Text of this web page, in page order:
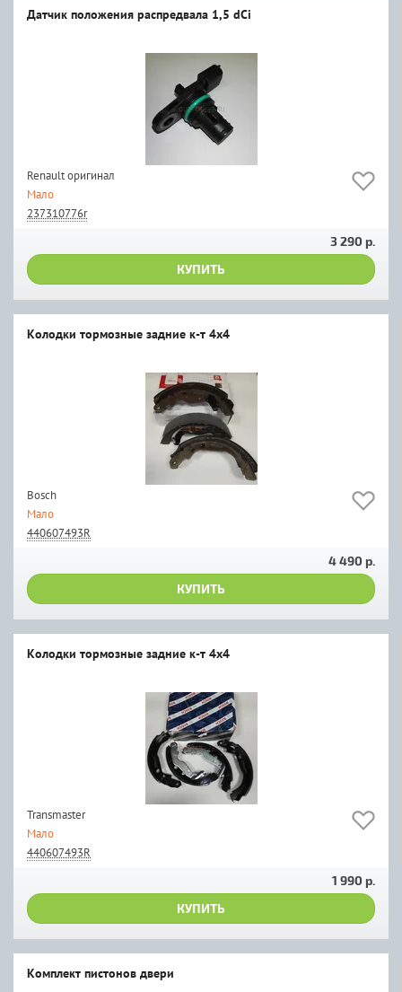
Датчик положения распредвала 1,5 dCi
Renault оригинал
Мало
237310776r
3 290 р.
КУПИТЬ
Колодки тормозные задние к-т 4x4
Bosch
Мало
440607493R
4 490 р.
КУПИТЬ
Колодки тормозные задние к-т 4x4
Transmaster
Мало
440607493R
1 990 р.
КУПИТЬ
Комплект пистонов двери